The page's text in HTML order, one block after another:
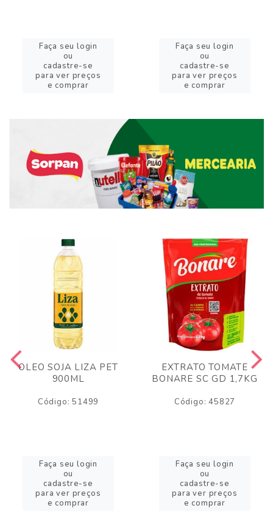
Faça seu login
ou
cadastre-se
para ver preços
e comprar
Faça seu login
ou
cadastre-se
para ver preços
e comprar
OLEO SOJA LIZA PET
900ML
Código: 51499
Faça seu login
ou
cadastre-se
para ver preços
e comprar
EXTRATO TOMATE
BONARE SC GD 1,7KG
Código: 45827
Faça seu login
ou
cadastre-se
para ver preços
e comprar